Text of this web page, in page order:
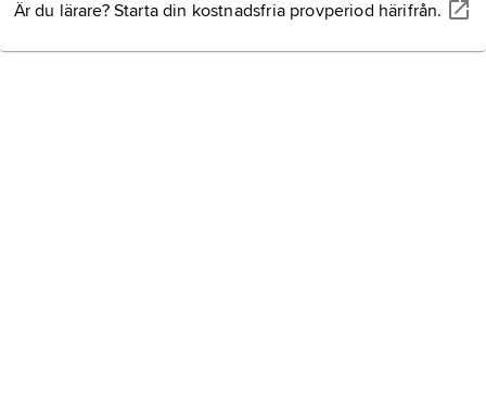
Är du lärare? Starta din kostnadsfria provperiod härifrån.